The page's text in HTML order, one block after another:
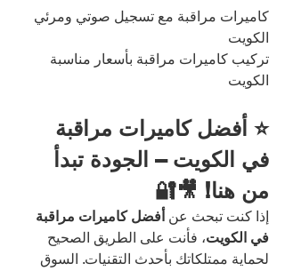
كاميرات مراقبة مع تسجيل صوتي ومرئي
الكويت
تركيب كاميرات مراقبة بأسعار مناسبة
الكويت
⭐ أفضل كاميرات مراقبة
في الكويت – الجودة تبدأ
من هنا! 🎥🔐
إذا كنت تبحث عن أفضل كاميرات مراقبة
في الكويت، فأنت على الطريق الصحيح
لحماية ممتلكاتك بأحدث التقنيات. السوق